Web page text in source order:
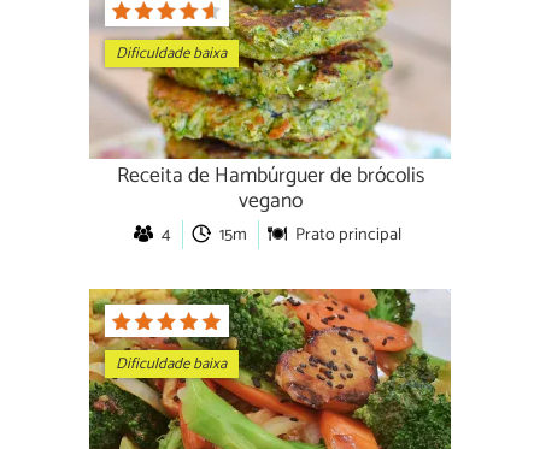
Dificuldade baixa
Receita de Hambúrguer de brócolis
vegano
4 15m Prato principal
Dificuldade baixa